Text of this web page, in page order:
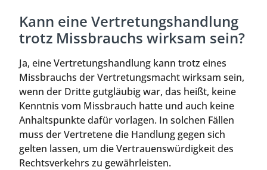
Kann eine Vertretungshandlung
trotz Missbrauchs wirksam sein?
Ja, eine Vertretungshandlung kann trotz eines
Missbrauchs der Vertretungsmacht wirksam sein,
wenn der Dritte gutgläubig war, das heißt, keine
Kenntnis vom Missbrauch hatte und auch keine
Anhaltspunkte dafür vorlagen. In solchen Fällen
muss der Vertretene die Handlung gegen sich
gelten lassen, um die Vertrauenswürdigkeit des
Rechtsverkehrs zu gewährleisten.